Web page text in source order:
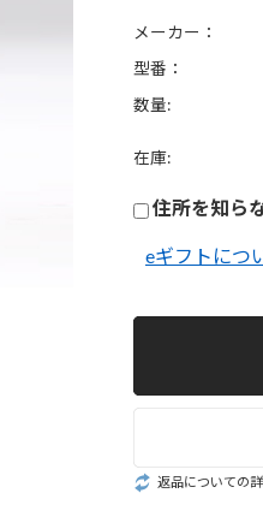
ルク・ナッツ
ミルク
酵素シロッ
クラフトコー
ラ・ジンジャ
ー
メーカー：
型番：
数量:
在庫:
住所を知ら
eギフトにつ
返品についての